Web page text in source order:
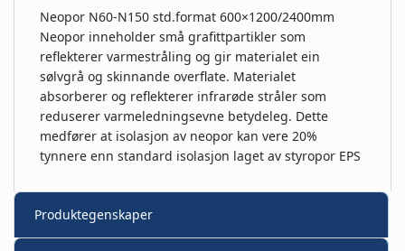
Neopor N60-N150 std.format 600×1200/2400mm
Neopor inneholder små grafittpartikler som
reflekterer varmestråling og gir materialet ein
sølvgrå og skinnande overflate. Materialet
absorberer og reflekterer infrarøde stråler som
reduserer varmeledningsevne betydeleg. Dette
medfører at isolasjon av neopor kan vere 20%
tynnere enn standard isolasjon laget av styropor EPS
Produktegenskaper